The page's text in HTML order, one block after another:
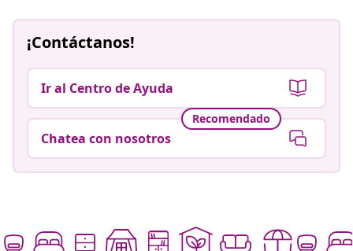
¡Contáctanos!
Ir al Centro de Ayuda
Recomendado
Chatea con nosotros